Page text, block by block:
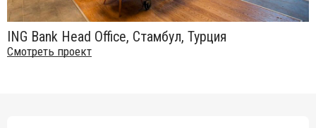
ING Bank Head Office, Стамбул, Турция
Смотреть проект